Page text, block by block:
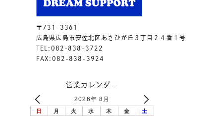
〒731-3361
広島県広島市安佐北区あさひが丘３丁目２４番１号
TEL:082-838-3722
FAX:082-838-3924
営業カレンダー
2026年 8月
日 月 火 水 木 金 土